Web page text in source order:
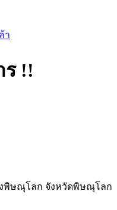
า
!!
งพิษณุโลก จังหวัดพิษณุโลก